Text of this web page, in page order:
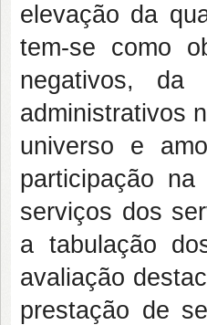
elevação da
tem-se como
negativos, da
administrativos
universo e
participação
serviços dos
a tabulação
avaliação
prestação de